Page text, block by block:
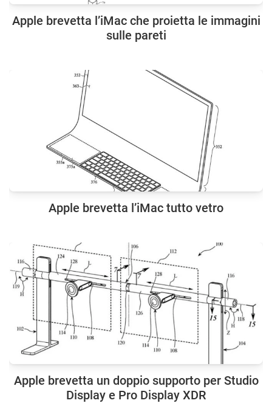
Apple brevetta l’iMac che proietta le immagini
sulle pareti
Apple brevetta l’iMac tutto vetro
Apple brevetta un doppio supporto per Studio
Display e Pro Display XDR